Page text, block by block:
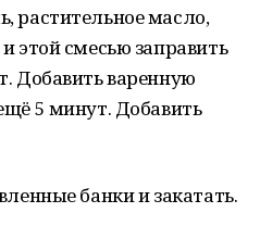
растительное масло,
этой смесью заправить
Добавить варенную
5 минут. Добавить
банки и закатать.